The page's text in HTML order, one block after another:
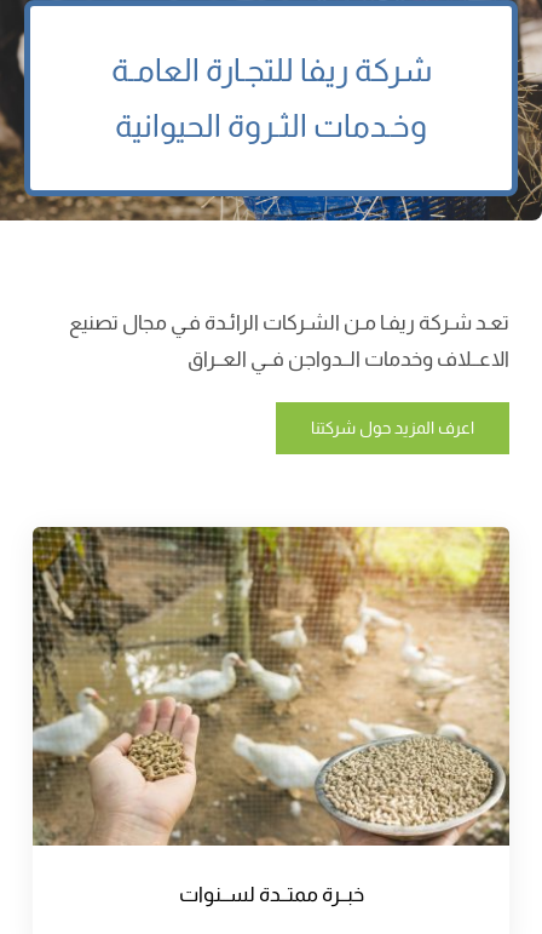
شركة ريفا للتجـارة العامـة
وخـدمات الثـروة الحيوانية
تعـد شـركة ریفـا مـن الشـركات الرائـدة فـي مجال تصنيع
الاعــلاف وخدمات الــدواجن فــي العــراق
اعرف المزيد حول شركتنا
خبــرة ممتــدة لســنوات